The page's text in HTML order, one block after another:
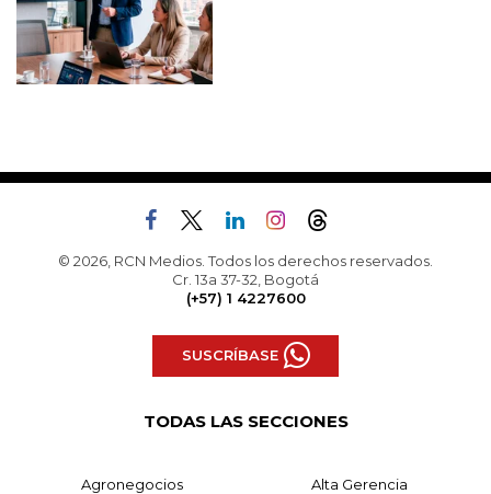
© 2026, RCN Medios. Todos los derechos reservados.
Cr. 13a 37-32, Bogotá
(+57) 1 4227600
SUSCRÍBASE
TODAS LAS SECCIONES
Agronegocios Alta Gerencia